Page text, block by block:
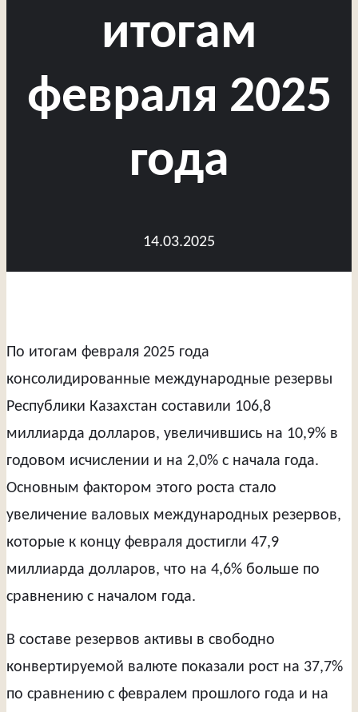
итогам
февраля 2025
года
14.03.2025
По итогам февраля 2025 года
консолидированные международные резервы
Республики Казахстан составили 106,8
миллиарда долларов, увеличившись на 10,9% в
годовом исчислении и на 2,0% с начала года.
Основным фактором этого роста стало
увеличение валовых международных резервов,
которые к концу февраля достигли 47,9
миллиарда долларов, что на 4,6% больше по
сравнению с началом года.
В составе резервов активы в свободно
конвертируемой валюте показали рост на 37,7%
по сравнению с февралем прошлого года и на